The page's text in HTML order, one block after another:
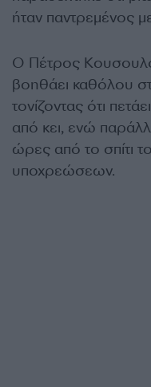
ήταν παντρεμένος
Ο Πέτρος
βοηθάει καθόλου
τονίζοντας ότι
από κει, ενώ
ώρες από το σπίτι
υποχρεώσεων.